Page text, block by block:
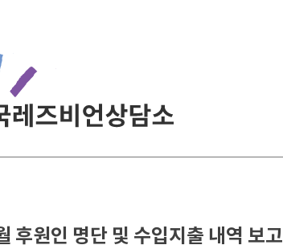
후원인 명단 및 수입지출 내역 보고